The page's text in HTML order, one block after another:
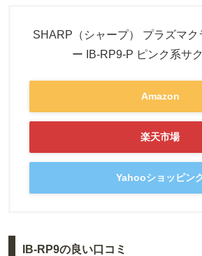
SHARP（シャープ） プラズマク
ー IB-RP9-P ピンク系サ
Amazon
楽天市場
Yahooショッピン
IB-RP9の良い口コミ